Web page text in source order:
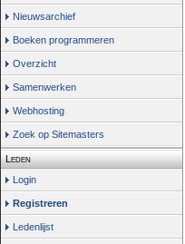
Nieuwsarchief
Boeken programmeren
Overzicht
Samenwerken
Webhosting
Zoek op Sitemasters
Leden
Login
Registreren
Ledenlijst